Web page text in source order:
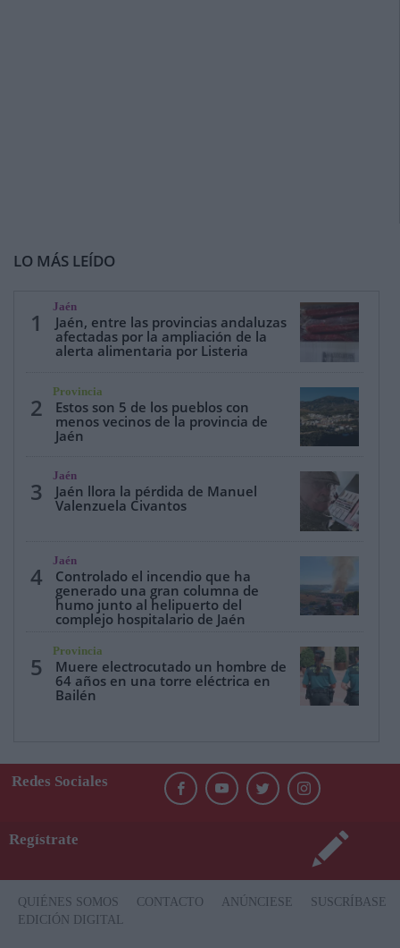
LO MÁS LEÍDO
1
Jaén
Jaén, entre las provincias andaluzas
afectadas por la ampliación de la
alerta alimentaria por Listeria
2
Provincia
Estos son 5 de los pueblos con
menos vecinos de la provincia de
Jaén
3
Jaén
Jaén llora la pérdida de Manuel
Valenzuela Civantos
4
Jaén
Controlado el incendio que ha
generado una gran columna de
humo junto al helipuerto del
complejo hospitalario de Jaén
5
Provincia
Muere electrocutado un hombre de
64 años en una torre eléctrica en
Bailén
Redes Sociales
Regístrate
QUIÉNES SOMOS CONTACTO ANÚNCIESE
SUSCRÍBASE
EDICIÓN DIGITAL